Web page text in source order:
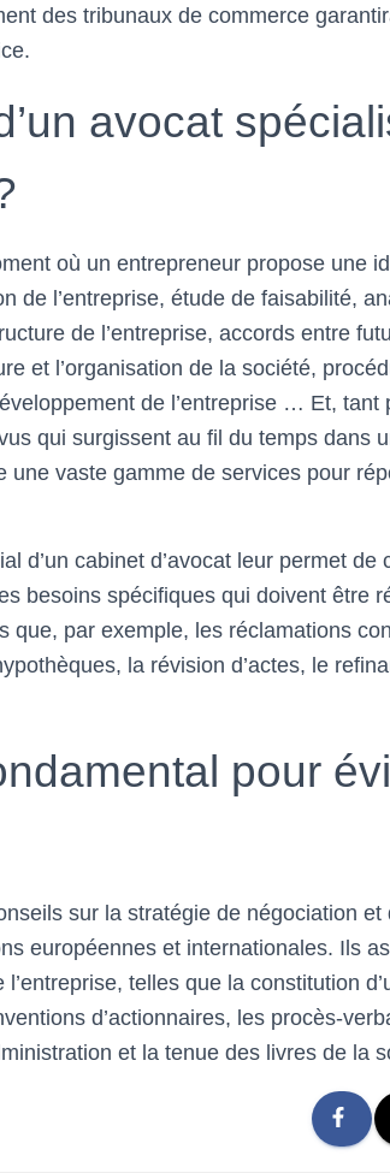
des tribunaux de commerce
avocat
où un entrepreneur propose une
de l’entreprise, étude de faisabilité,
de l’entreprise, accords entre
et l’organisation de la société,
de l’entreprise … Et, tant
qui surgissent au fil du temps dans
une vaste gamme de services pour
d’un cabinet d’avocat leur permet de
besoins spécifiques qui doivent être
que, par exemple, les réclamations
la révision d’actes, le
pour
sur la stratégie de négociation et
européennes et internationales. Ils
telles que la constitution
d’actionnaires, les procès-
et la tenue des livres de la